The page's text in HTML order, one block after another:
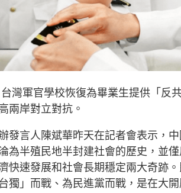
灣軍官學校恢復為畢業生提供「反
兩岸對立對抗。
發言人陳斌華昨天在記者會表示，
為半殖民地半封建社會的歷史，並
快速發展和社會長期穩定兩大奇跡
獨」而戰、為民進黨而戰，是在大